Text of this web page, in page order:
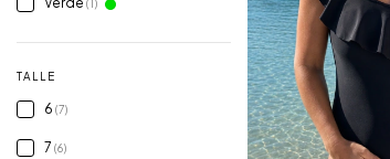
(1)
TALLE
6 (7)
7 (6)